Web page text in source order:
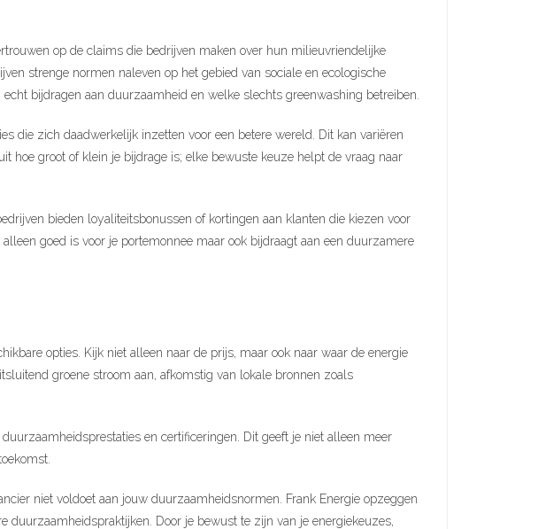
op de claims die bedrijven maken over hun milieuvriendelijke
strenge normen naleven op het gebied van sociale en ecologische
bijdragen aan duurzaamheid en welke slechts greenwashing betreiben.
die zich daadwerkelijk inzetten voor een betere wereld. Dit kan variëren
hoe groot of klein je bijdrage is; elke bewuste keuze helpt de vraag naar
bieden loyaliteitsbonussen of kortingen aan klanten die kiezen voor
goed is voor je portemonnee maar ook bijdraagt aan een duurzamere
opties. Kijk niet alleen naar de prijs, maar ook naar waar de energie
groene stroom aan, afkomstig van lokale bronnen zoals
en certificeringen. Dit geeft je niet alleen meer
niet voldoet aan jouw duurzaamheidsnormen. Frank Energie opzeggen
Door je bewust te zijn van je energiekeuzes,